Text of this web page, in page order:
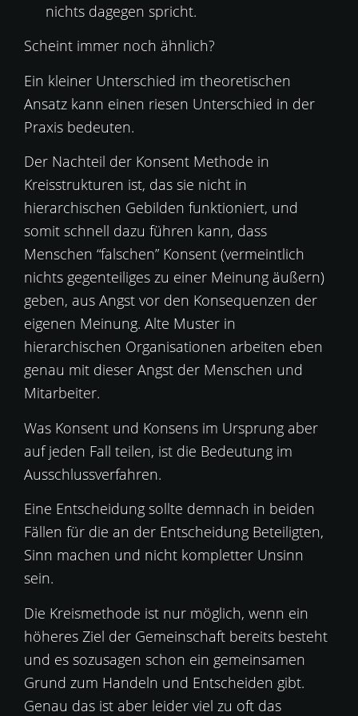
nichts dagegen spricht.
Scheint immer noch ähnlich?
Ein kleiner Unterschied im theoretischen
Ansatz kann einen riesen Unterschied in der
Praxis bedeuten.
Der Nachteil der Konsent Methode in
Kreisstrukturen ist, das sie nicht in
hierarchischen Gebilden funktioniert, und
somit schnell dazu führen kann, dass
Menschen “falschen” Konsent (vermeintlich
nichts gegenteiliges zu einer Meinung äußern)
geben, aus Angst vor den Konsequenzen der
eigenen Meinung. Alte Muster in
hierarchischen Organisationen arbeiten eben
genau mit dieser Angst der Menschen und
Mitarbeiter.
Was Konsent und Konsens im Ursprung aber
auf jeden Fall teilen, ist die Bedeutung im
Ausschlussverfahren.
Eine Entscheidung sollte demnach in beiden
Fällen für die an der Entscheidung Beteiligten,
Sinn machen und nicht kompletter Unsinn
sein.
Die Kreismethode ist nur möglich, wenn ein
höheres Ziel der Gemeinschaft bereits besteht
und es sozusagen schon ein gemeinsamen
Grund zum Handeln und Entscheiden gibt.
Genau das ist aber leider viel zu oft das